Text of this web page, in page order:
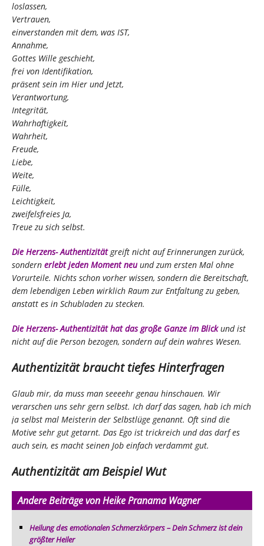
loslassen,
Vertrauen,
einverstanden mit dem, was IST,
Annahme,
Gottes Wille geschieht,
frei von Identifikation,
präsent sein im Hier und Jetzt,
Verantwortung,
Integrität,
Wahrhaftigkeit,
Wahrheit,
Freude,
Liebe,
Weite,
Fülle,
Leichtigkeit,
zweifelsfreies Ja,
Treue zu sich selbst.
Die Herzens- Authentizität greift nicht auf Erinnerungen zurück,
sondern erlebt jeden Moment neuund zum ersten Mal ohne
Vorurteile. Nichts schon vorher wissen, sondern die Bereitschaft,
dem lebendigen Leben wirklich Raum zur Entfaltung zu geben,
anstatt es in Schubladen zu stecken.
Die Herzens- Authentizität hat das große Ganze im Blick und ist
nicht auf die Person bezogen, sondern auf dein wahres Wesen.
Authentizität braucht tiefes Hinterfragen
Glaub mir, da muss man seeeehr genau hinschauen. Wir
verarschen uns sehr gern selbst. Ich darf das sagen, hab ich mich
ja selbst mal Meisterin der Selbstlüge genannt. Oft sind die
Motive sehr gut getarnt. Das Ego ist trickreich und das darf es
auch sein, es macht seinen Job einfach verdammt gut.
Authentizität am Beispiel Wut
Andere Beiträge von Heike Pranama Wagner
Heilung des emotionalen Schmerzkörpers – Dein Schmerz ist dein
größter Heiler